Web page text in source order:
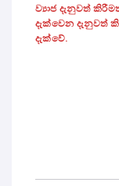
ව්‍යාජ දැනුවත්
දැක්වෙන
දැක්වේ.